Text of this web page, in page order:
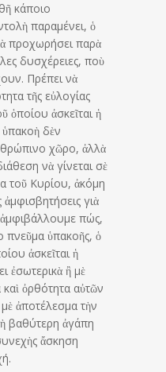
κάποιο
παραμένει, ὁ
προχωρήσει παρὰ
δυσχέρειες, ποὺ
Πρέπει νὰ
τῆς εὐλογίας
ὁποίου ἀσκεῖται ἡ
δὲν
χῶρο, ἀλλὰ
νὰ γίνεται σὲ
τοῦ Κυρίου, ἀκόμη
γιὰ
πώς,
πνεῦμα ὑπακοῆς, ὁ
ἀσκεῖται ἡ
ἐσωτερικὰ ἢ μὲ
ὀρθότητα αὐτῶν
ἀποτέλεσμα τὴν
βαθύτερη ἀγάπη
ἄσκηση